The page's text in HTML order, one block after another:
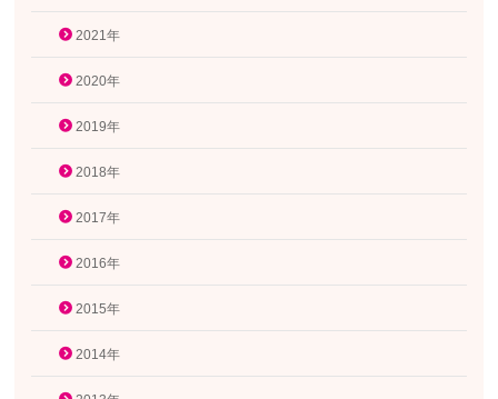
2021年
2020年
2019年
2018年
2017年
2016年
2015年
2014年